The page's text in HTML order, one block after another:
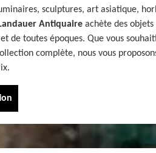
sculptures, art asiatique,
Antiquaire achète des
de toutes époques. Que vous
complète, nous vous